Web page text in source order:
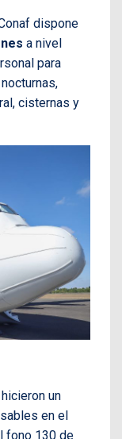
dispone
a nivel
para
cisternas y
un
en el
fono 130 de